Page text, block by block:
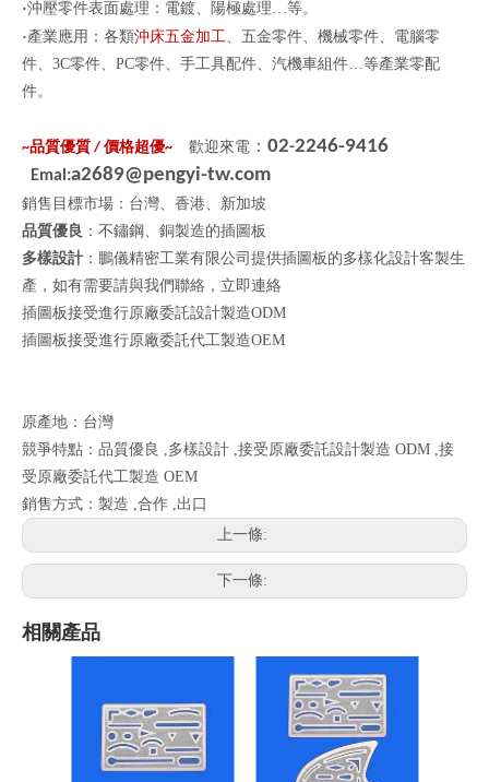
‧沖壓零件表面處理：電鍍、陽極處理 等。
‧產業應用：各類沖床五金加工 五金零件 機械零件 電腦零
件、 3C零件、 PC零件、手工具配件、汽機車組件 等產業零配
件。
~品質優質 / 價格超優~ 歡迎來電 ： 02-2246-9416
Emal:a2689@pengyi-tw.com
銷售目標市場：台灣、香港、新加坡
品質優良 ：不鏽鋼、銅製造的插圖板
多樣設計 ：鵬儀精密工業有限公司提供插圖板的多樣化設計客製生
產，如有需要請與我們聯絡， 立即連絡
插圖板接受進行原廠委託設計製造ODM
插圖板接受進行原廠委託代工製造OEM
原產地：台灣
競爭特點：品質優良 ,多樣設計 ,接受原廠委託設計製造 ODM ,接
受原廠委託代工製造 OEM
銷售方式：製造 ,合作 ,出口
上一條:
下一條:
相關產品